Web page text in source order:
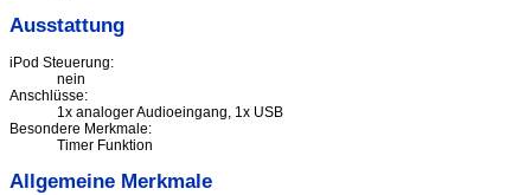
Ausstattung
iPod Steuerung:
nein
Anschlüsse:
1x analoger Audioeingang, 1x USB
Besondere Merkmale:
Timer Funktion
Allgemeine Merkmale